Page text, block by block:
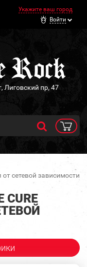
Укажите ваш город
Войти
Лиговский пр, 47
от сетевой зависимости